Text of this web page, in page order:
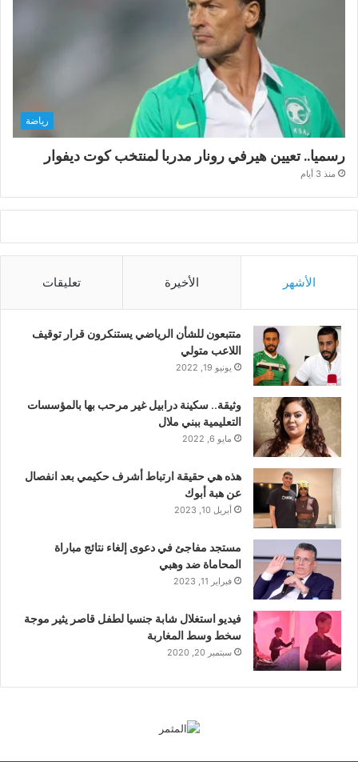
رياضة
رسميا.. تعيين هيرفي رونار مدربا لمنتخب كوت ديفوار
منذ 3 أيام
الأشهر الأخيرة تعليقات
متتبعون للشأن الرياضي يستنكرون قرار توقيف
اللاعب متولي
يونيو 19, 2022
وثيقة.. سكينة درابيل غير مرحب بها بالمؤسسات
التعليمية ببني ملال
مايو 6, 2022
هذه هي حقيقة ارتباط أشرف حكيمي بعد انفصال
عن هبة أبوك
أبريل 10, 2023
مستجد مفاجئ في دعوى إلغاء نتائج مباراة
المحاماة ضد وهبي
فبراير 11, 2023
فيديو استغلال شابة جنسيا لطفل قاصر يثير موجة
سخط وسط المغاربة
سبتمبر 20, 2020